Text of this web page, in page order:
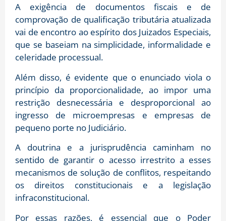
A exigência de documentos fiscais e de
comprovação de qualificação tributária atualizada
vai de encontro ao espírito dos Juizados Especiais,
que se baseiam na simplicidade, informalidade e
celeridade processual.
Além disso, é evidente que o enunciado viola o
princípio da proporcionalidade, ao impor uma
restrição desnecessária e desproporcional ao
ingresso de microempresas e empresas de
pequeno porte no Judiciário.
A doutrina e a jurisprudência caminham no
sentido de garantir o acesso irrestrito a esses
mecanismos de solução de conflitos, respeitando
os direitos constitucionais e a legislação
infraconstitucional.
Por essas razões, é essencial que o Poder